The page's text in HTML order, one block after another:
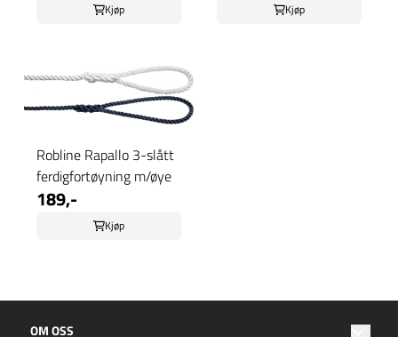
Kjøp Kjøp
Robline Rapallo 3-slått
ferdigfortøyning m/øye
189,-
Kjøp
OM OSS